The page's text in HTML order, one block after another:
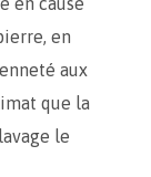
en
aux
que la
le